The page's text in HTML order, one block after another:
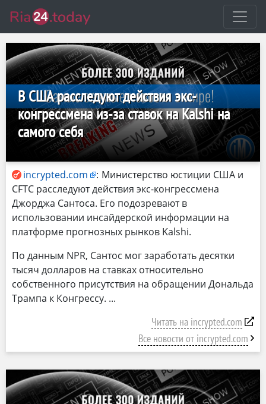
В США расследуют действия экс-
конгрессмена из-за ставок на Kalshi на
самого себя
incrypted.com : Министерство юстиции США и
CFTC расследуют действия экс-конгрессмена
Джорджа Сантоса. Его подозревают в
использовании инсайдерской информации на
платформе прогнозных рынков Kalshi.
По данным NPR, Сантос мог заработать десятки
тысяч долларов на ставках относительно
собственного присутствия на обращении Дональда
Трампа к Конгрессу.
Читать на incrypted.com
Все новости от incrypted.com